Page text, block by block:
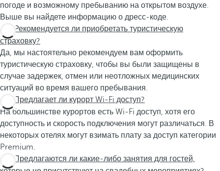
погоде и возможному пребыванию на открытом воздухе.
Выше вы найдете информацию о дресс-коде.
Рекомендуется ли приобретать туристическую
страховку?
Да, мы настоятельно рекомендуем вам оформить
туристическую страховку, чтобы вы были защищены в
случае задержек, отмен или неотложных медицинских
ситуаций во время вашего пребывания.
Предлагает ли курорт Wi-Fi доступ?
На большинстве курортов есть Wi-Fi доступ, хотя его
доступность и скорость подключения могут различаться. В
некоторых отелях могут взимать плату за доступ категории
Premium.
Предлагаются ли какие-либо занятия для гостей,